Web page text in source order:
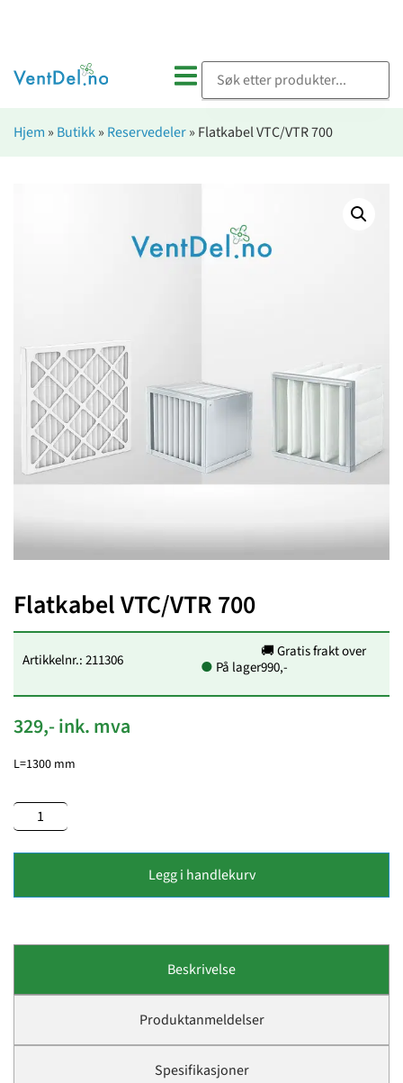
Hjem » Butikk» Reservedeler» Flatkabel VTC/VTR 700
Flatkabel VTC/VTR 700
Artikkelnr.: 211306 ● På lager
🚚 Gratis frakt over
990,-
329,- ink. mva
L=1300 mm
Legg i handlekurv
Beskrivelse
Produktanmeldelser
Spesifikasjoner